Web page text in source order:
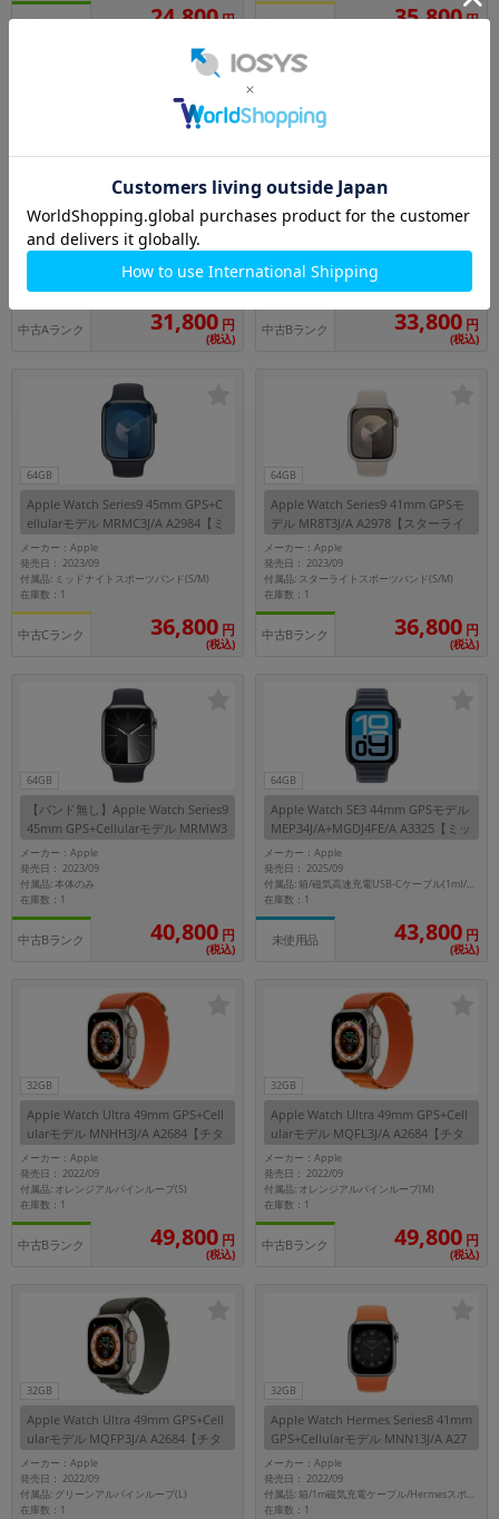
24,800円 35,800円
Apple Watch SE3 40mm GPSモデル
MEHX4J/A+MGA84FE/A A3324【ミ
ッドナイトアルミニウムケース/ブル
ーリボンNikeスポーツバンド 】
メーカー：Apple
発売日： 2025/09
付属品: 箱/磁気高速充電USB-Cケーブル(1m)/ブルーリボンNikeスポーツバンド(M/L)/マニュアル
在庫数：1
中古Aランク 31,800 円
(税込)
Apple Watch SE3 44mm GPSモデル
MEHN4J/A A3325【ミッドナイトア
ーツバンド(S/M)】
在庫数：1
中古Bランク 33,800 円
(税込)
64GB
Apple Watch Series9 45mm GPS+C
ellularモデル MRMC3J/A A2984【ミ
ッドナイトアルミニウムケース/ミッ
ドナイトスポーツバンド】
メーカー：Apple
発売日： 2023/09
付属品: ミッドナイトスポーツバンド(S/M)
在庫数：1
中古Cランク 36,800 円
(税込)
64GB
Apple Watch Series9 41mm GPSモ
デル MR8T3J/A A2978【スターライ
トアルミニウムケース/スターライト
スポーツバンド】
メーカー：Apple
発売日： 2023/09
付属品: スターライトスポーツバンド(S/M)
在庫数：1
中古Bランク 36,800 円
(税込)
64GB
【バンド無し】Apple Watch Series9
45mm GPS+Cellularモデル MRMW3
J/A A2984【グラファイトステンレス
スチールケース】
メーカー：Apple
発売日： 2023/09
付属品: 本体のみ
在庫数：1
中古Bランク 40,800 円
(税込)
64GB
Apple Watch SE3 44mm GPSモデル
MEP34J/A+MGDJ4FE/A A3325【ミッ
ドナイトアルミニウムケース/ネイビ
ーマグネティックリンク(M/L)】
メーカー：Apple
発売日： 2025/09
付属品: 箱/磁気高速充電USB-Cケーブル(1m)/ネイビーマグネティックリンク(M/L)/マニュアル
在庫数：1
未使用品 43,800 円
(税込)
32GB
Apple Watch Ultra 49mm GPS+Cell
ularモデル MNHH3J/A A2684【チタ
ニウムケース/オレンジアルパインル
ープ】
メーカー：Apple
発売日： 2022/09
付属品: オレンジアルパインループ(S)
在庫数：1
中古Bランク 49,800 円
(税込)
32GB
Apple Watch Ultra 49mm GPS+Cell
ularモデル MQFL3J/A A2684【チタ
ニウムケース/オレンジアルパインル
ープ(M)】
メーカー：Apple
発売日： 2022/09
付属品: オレンジアルパインループ(M)
在庫数：1
中古Bランク 49,800 円
(税込)
32GB
Apple Watch Ultra 49mm GPS+Cell
ularモデル MQFP3J/A A2684【チタ
ニウムケース/グリーンアルパインル
ープ】
メーカー：Apple
発売日： 2022/09
付属品: グリーンアルパインループ(L)
在庫数：1
32GB
Apple Watch Hermes Series8 41mm
GPS+Cellularモデル MNN13J/A A27
73【シルバーステンレススチールケ
ース/Hermesスポーツバンド】
メーカー：Apple
発売日： 2022/09
付属品: 箱/1m磁気充電ケーブル/Hermesスポーツバンド/マニュアル
在庫数：1